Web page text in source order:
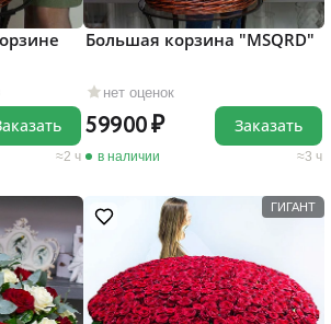
2 ч
нет оценок
Большая корзина "MSQRD"
59900
в наличии 3 ч
Заказать
ГИГАНТ